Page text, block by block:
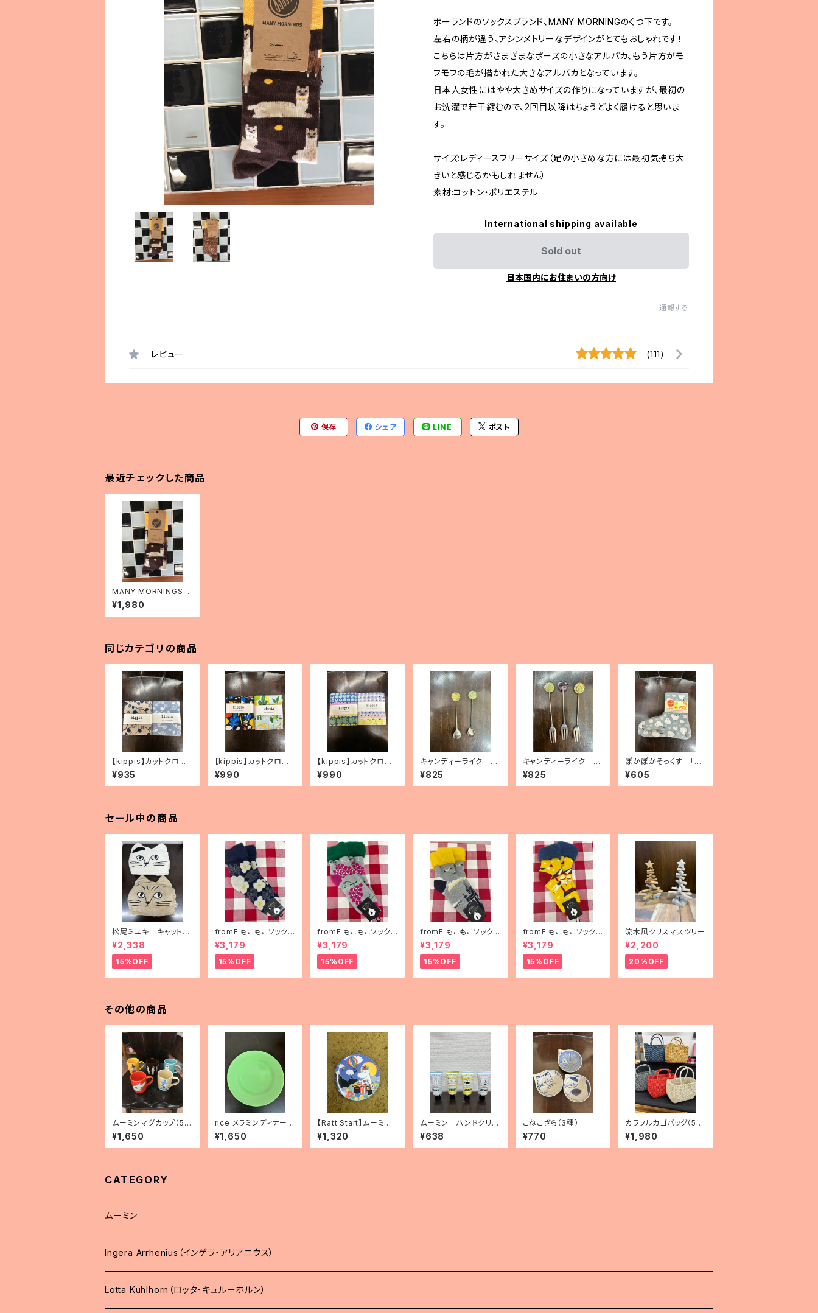
ポーランドのソックスブランド、MANY MORNINGのくつ下です。
左右の柄が違う、アシンメトリーなデザインがとてもおしゃれです！
こちらは片方がさまざまなポーズの小さなアルパカ、もう片方がモ
フモフの毛が描かれた大きなアルパカとなっています。
日本人女性にはやや大きめサイズの作りになっていますが、最初の
お洗濯で若干縮むので、2回目以降はちょうどよく履けると思いま
す。
サイズ:レディースフリーサイズ（足の小さめな方には最初気持ち大
きいと感じるかもしれません）
素材:コットン・ポリエステル
International shipping available
Sold out
日本国内にお住まいの方向け
通報する
レビュー (111)
保存 シェア LINE ポスト
最近チェックした商品
MANY MORNINGS く
つ下 FLUFFY ALPAC
A
¥1,980
同じカテゴリの商品
【kippis】カットクロ
ス 「Vaapukka／ラズ
ベリー」（2色）
¥935
【kippis】カットクロ
ス 「Oppi／教育」（2
色）
¥990
【kippis】カットクロ
ス 「Vitamiini／ビタ
ミン」（3種）
¥990
キャンディーライク デ
ザートスプーン（2種）
¥825
キャンディーライク デ
ザートフォーク（3種）
¥825
ぽかぽかそっくす 「シ
マエナガ」 アンクル丈
¥605
セール中の商品
松尾ミユキ キャットフ
ェイスブランケット
¥2,338
15%OFF
fromF もこもこソックス
「kukkapuutarha（花
畑）」
¥3,179
15%OFF
fromF もこもこソックス
「hedelmä（果物）」
¥3,179
15%OFF
fromF もこもこソックス
「Helsinki（ヘルシン
キ）」
¥3,179
15%OFF
fromF もこもこソックス
「karuselli（メリーゴー
ランド）」
¥3,179
15%OFF
流木風クリスマスツリー
¥2,200
20%OFF
その他の商品
ムーミンマグカップ（5
種）
¥1,650
rice メラミンディナープ
レート（ニューグリーン）
¥1,650
【Ratt Start】ムーミン
プレート「Festivities」
¥1,320
ムーミン ハンドクリー
ム
¥638
こねこざら（3種）
¥770
カラフルカゴバッグ（5
色）
¥1,980
CATEGORY
ムーミン
Ingera Arrhenius（インゲラ・アリアニウス）
Lotta Kuhlhorn（ロッタ・キュルーホルン）